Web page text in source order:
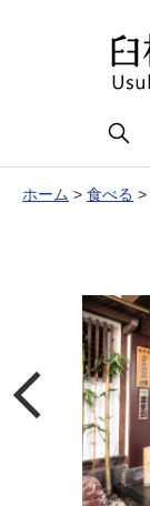
ホーム > 食べる >